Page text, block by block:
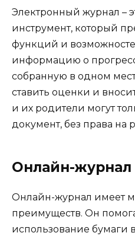
Электронный журнал –
инструмент, который
функций и
информацию о
собранную в одном
ставить оценки и
и их родители могут
документ, без права на
Онлайн-журнал
Онлайн-журнал имеет
преимуществ. Он
использование бумаги